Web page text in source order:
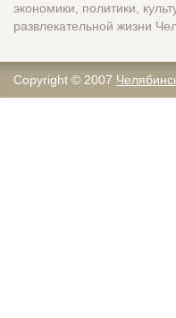
экономики, политики,
развлекательной жизни
Copyright © 2007